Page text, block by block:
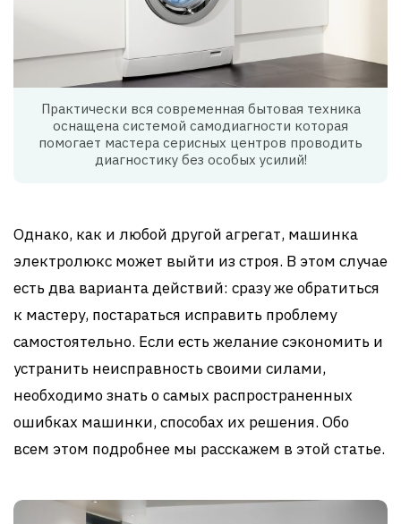
Практически вся современная бытовая техника
оснащена системой самодиагности которая
помогает мастера серисных центров проводить
диагностику без особых усилий!
Однако, как и любой другой агрегат, машинка
электролюкс может выйти из строя. В этом случае
есть два варианта действий: сразу же обратиться
к мастеру, постараться исправить проблему
самостоятельно. Если есть желание сэкономить и
устранить неисправность своими силами,
необходимо знать о самых распространенных
ошибках машинки, способах их решения. Обо
всем этом подробнее мы расскажем в этой статье.